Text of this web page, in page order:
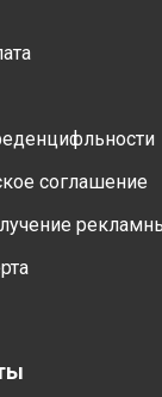
соглашение